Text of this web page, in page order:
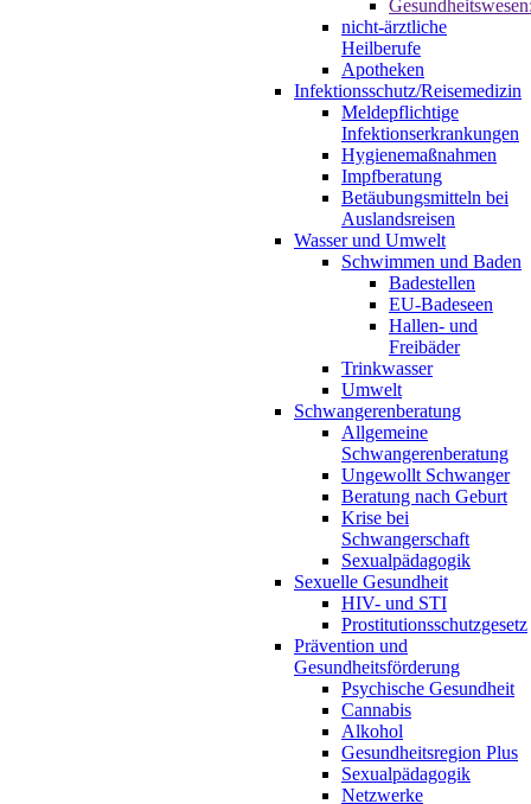
nicht-ärztliche
Heilberufe
Apotheken
Infektionsschutz/Reisemedizin
Meldepflichtige
Infektionserkrankungen
Hygienemaßnahmen
Impfberatung
Betäubungsmitteln bei
Auslandsreisen
Wasser und Umwelt
Schwimmen und Baden
Badestellen
EU-Badeseen
Hallen- und
Freibäder
Trinkwasser
Umwelt
Schwangerenberatung
Allgemeine
Schwangerenberatung
Ungewollt Schwanger
Beratung nach Geburt
Krise bei
Schwangerschaft
Sexualpädagogik
Sexuelle Gesundheit
HIV- und STI
Prostitutionsschutzgesetz
Prävention und
Gesundheitsförderung
Psychische Gesundheit
Cannabis
Alkohol
Gesundheitsregion Plus
Sexualpädagogik
Netzwerke